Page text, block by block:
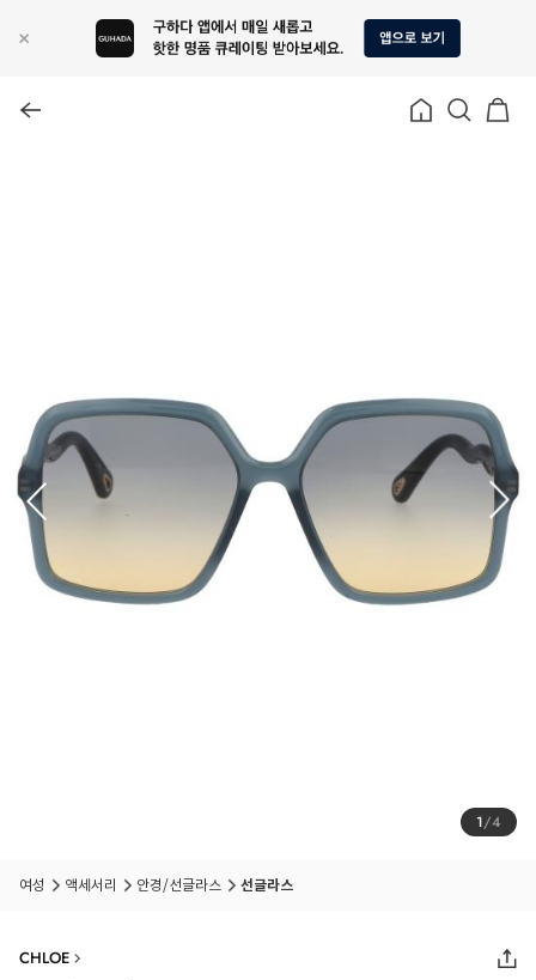
1/4
여성 액세서리 안경/선글라스 선글라스
CHLOE